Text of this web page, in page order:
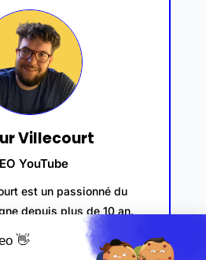
Villecourt
YouTube
est un passionné du
depuis plus de 10 an.
actives, il cumule des
vues sur YouTube.